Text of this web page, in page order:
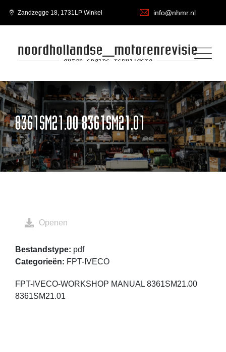
Zandzegge 18, 1731LP Winkel info@nhmr.nl
8361SM21.00 8361SM21.01
FPT-IVECO-WORKSHOP MANUAL 8361SM21.00
8361SM21.01
Openen
Bestandstype: pdf
Categorieën: FPT-IVECO